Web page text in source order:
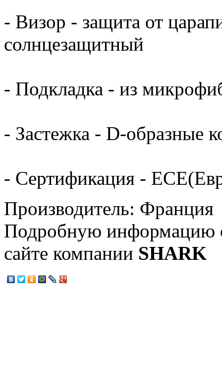
- Визор - защита от
солнцезащитный
- Подкладка - из
- Застежка - D-образные
- Сертификация -
Производитель: Франция
Подробную информацию
сайте компании SHARK